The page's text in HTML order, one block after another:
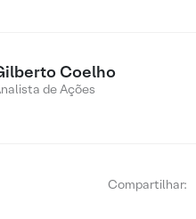
Coelho
de Ações
Compartilhar: